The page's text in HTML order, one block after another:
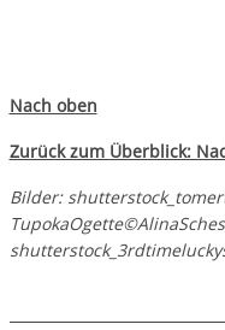
Nach oben
Zurück zum Überblick:
Bilder: